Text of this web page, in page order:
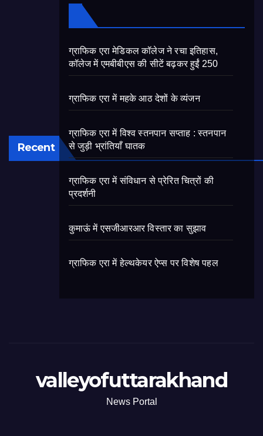
Recent
ग्राफिक एरा मेडिकल कॉलेज ने रचा इतिहास,
कॉलेज में एमबीबीएस की सीटें बढ़कर हुईं 250
ग्राफिक एरा में महके आठ देशों के व्यंजन
ग्राफिक एरा में विश्व स्तनपान सप्ताह : स्तनपान
से जुड़ी भ्रांतियाँ घातक
ग्राफिक एरा में संविधान से प्रेरित चित्रों की
प्रदर्शनी
कुमाऊं में एसजीआरआर विस्तार का सुझाव
ग्राफिक एरा में हेल्थकेयर ऐप्स पर विशेष पहल
valleyofuttarakhand
News Portal